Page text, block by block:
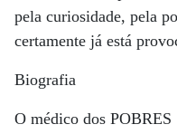
pela curiosidade, pela
certamente já está
Biografia
O médico dos POBRES